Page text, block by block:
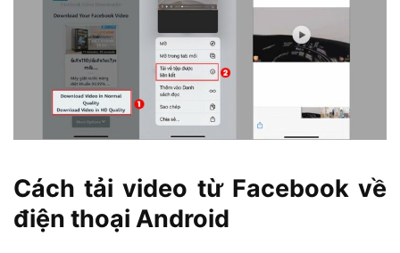
Cách tải video từ Facebook về
điện thoại Android